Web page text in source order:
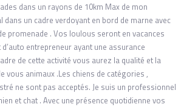
dans un rayons de 10km Max de mon
dans un cadre verdoyant en bord de marne avec
promenade . Vos loulous seront en vacances
entrepreneur ayant une assurance
de cette activité vous aurez la qualité et la
vous animaux .Les chiens de catégories ,
ne sont pas acceptés. Je suis un professionnel
et chat . Avec une présence quotidienne vos